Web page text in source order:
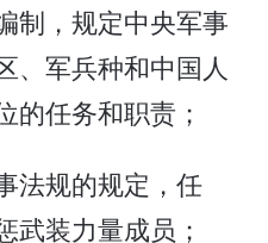
制，规定中央军事
、军兵种和中国人
的任务和职责；
法规的规定，任
武装力量成员；